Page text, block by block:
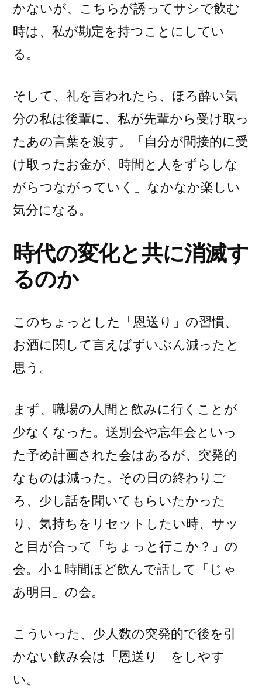
かないが、こちらが誘ってサシで飲む
時は、私が勘定を持つことにしてい
る。
そして、礼を言われたら、ほろ酔い気
分の私は後輩に、私が先輩から受け取っ
たあの言葉を渡す。「自分が間接的に受
け取ったお金が、時間と人をずらしな
がらつながっていく」なかなか楽しい
気分になる。
時代の変化と共に消滅す
るのか
このちょっとした「恩送り」の習慣、
お酒に関して言えばずいぶん減ったと
思う。
まず、職場の人間と飲みに行くことが
少なくなった。送別会や忘年会といっ
た予め計画された会はあるが、突発的
なものは減った。その日の終わりご
ろ、少し話を聞いてもらいたかった
り、気持ちをリセットしたい時、サッ
と目が合って「ちょっと行こか？」の
会。小１時間ほど飲んで話して「じゃ
あ明日」の会。
こういった、少人数の突発的で後を引
かない飲み会は「恩送り」をしやす
い。